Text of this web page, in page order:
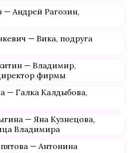
— Андрей Рагозин,
— Вика, подруга
— Владимир,
фирмы
— Галка Калдыбова,
— Яна Кузнецова,
Владимира
— Антонина